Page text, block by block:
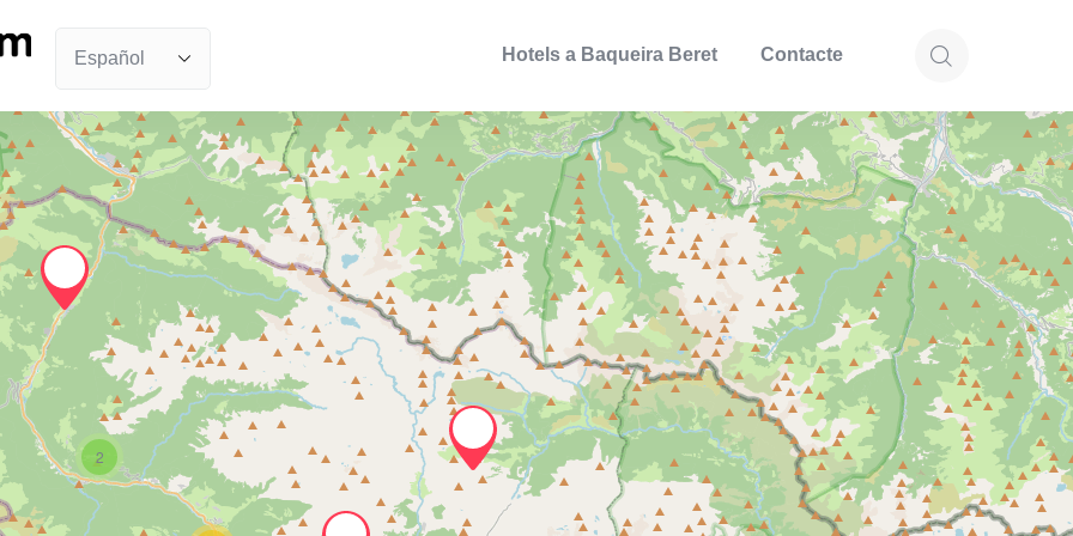
Hotels a Baqueira Beret Contacte
2